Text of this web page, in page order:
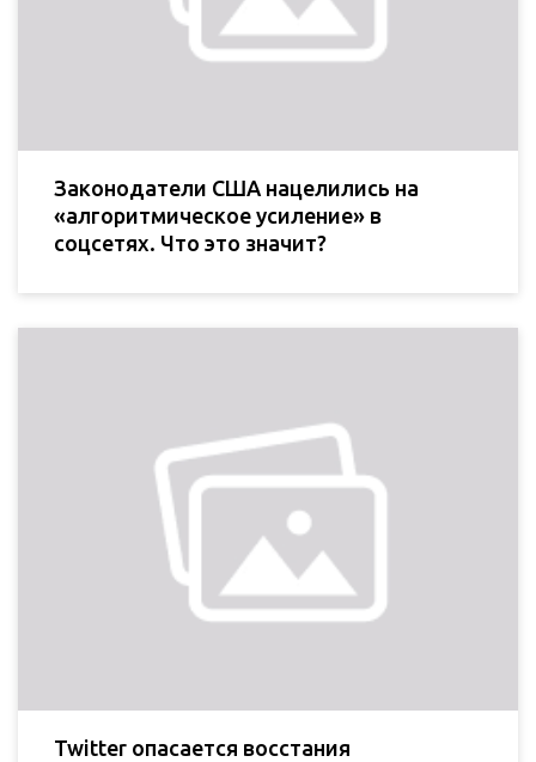
Законодатели США нацелились на
«алгоритмическое усиление» в
соцсетях. Что это значит?
Twitter опасается восстания